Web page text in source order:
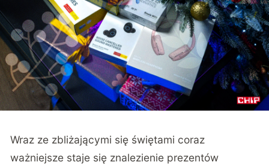
Wraz ze zbliżającymi się świętami coraz
ważniejsze staje się znalezienie prezentów